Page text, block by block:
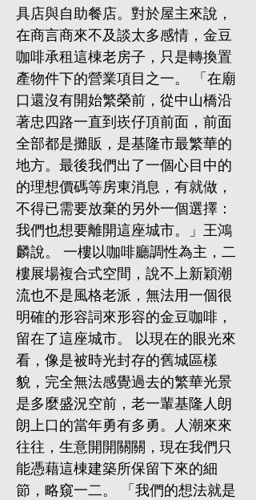
具店與自助餐店。對於屋主來說，
在商言商來不及談太多感情，金豆
咖啡承租這棟老房子，只是轉換置
產物件下的營業項目之一。 「在廟
口還沒有開始繁榮前，從中山橋沿
著忠四路一直到崁仔頂前面，前面
全部都是攤販，是基隆市最繁華的
地方。最後我們出了一個心目中的
的理想價碼等房東消息，有就做，
不得已需要放棄的另外一個選擇：
我們也想要離開這座城市。」王鴻
麟說。 一樓以咖啡廳調性為主，二
樓展場複合式空間，說不上新穎潮
流也不是風格老派，無法用一個很
明確的形容詞來形容的金豆咖啡，
留在了這座城市。 以現在的眼光來
看，像是被時光封存的舊城區樣
貌，完全無法感覺過去的繁華光景
是多麼盛況空前，老一輩基隆人朗
朗上口的當年勇有多勇。人潮來來
往往，生意開開關關，現在我們只
能憑藉這棟建築所保留下來的細
節，略窺一二。 「我們的想法就是